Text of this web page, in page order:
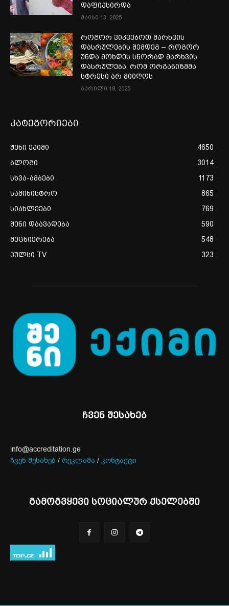
დაფიქსირდა
მაისი 13, 2025
როგორ ვიკვებოთ მარხვის
დასრულების შემდეგ – როგორ
უნდა მოხდეს სწორად მარხვის
დასრულება, რომ ორგანიზმმა
სტრესი არ მიიღოს
აპრილი 18, 2025
კატეგორიები
შენი ექიმი
4650
ბლოგი
3014
სხვა-ამბები
1173
სამინისტრო
865
სიახლეები
769
შენი დაავადება
590
მეცნიერება
548
პულსი TV
323
ჩვენ შესახებ
info@accreditation.ge
ჩვენ შესახებ / რეკლამა / კონტაქტი
გამოგვყევი სოციალურ ქსელებში